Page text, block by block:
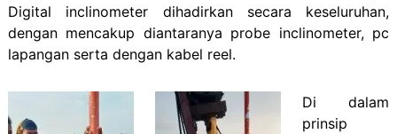
Digital inclinometer dihadirkan secara keseluruhan,
dengan mencakup diantaranya probe inclinometer, pc
lapangan serta dengan kabel reel.
Di dalam
prinsip